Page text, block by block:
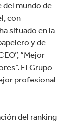
del mundo de
con
situado en la
y de
“Mejor
El Grupo
profesional
del ranking